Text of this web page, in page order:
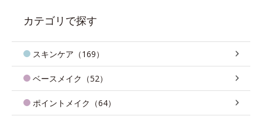
カテゴリで探す
スキンケア（169）
ベースメイク（52）
ポイントメイク（64）